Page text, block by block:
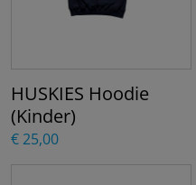
HUSKIES Hoodie
(Kinder)
€ 25,00